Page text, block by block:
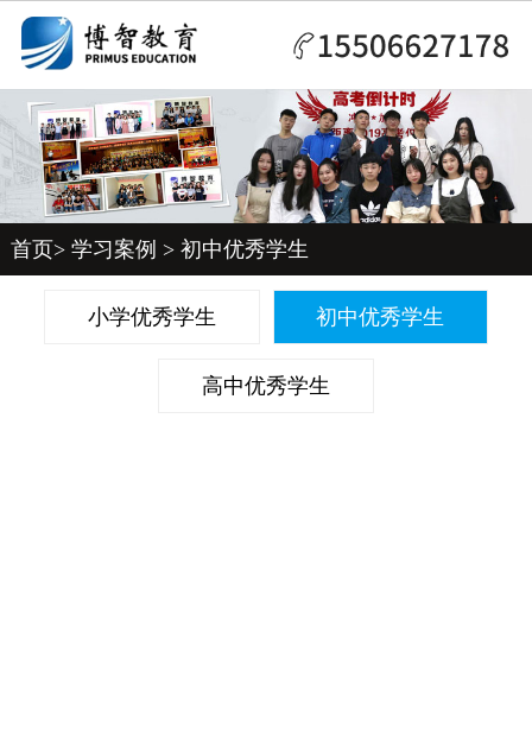
首页> 学习案例 > 初中优秀学生
小学优秀学生 初中优秀学生
高中优秀学生